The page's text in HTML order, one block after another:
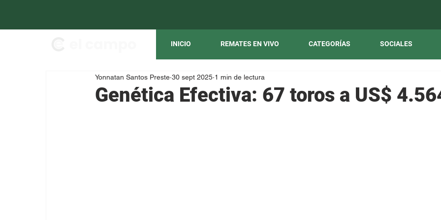
INICIO REMATES EN VIVO CATEGORÍAS SOCIALES
Genética Efectiva: 67 toros a US$
Yonnatan Santos Preste 30 sept 2025 1 min de lectura